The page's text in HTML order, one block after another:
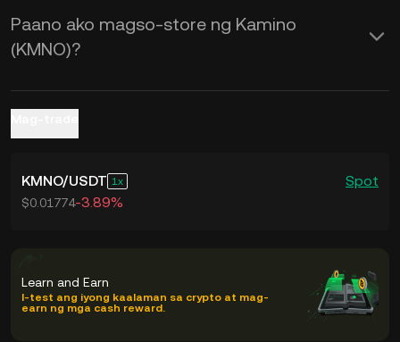
Paano ako magso-store ng Kamino
(KMNO)?
KMNO/USDT 1 Spot
$0.01774-3.89%
Learn and Earn
I-test ang iyong kaalaman sa crypto at mag-
earn ng mga cash reward.